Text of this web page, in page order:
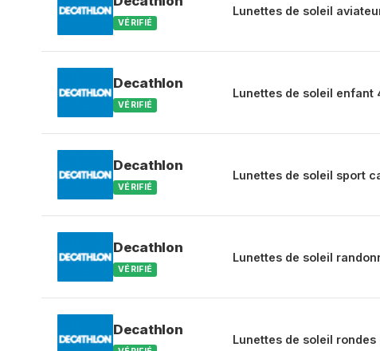
VÉRIFIÉ
Lunettes de soleil
Decathlon
VÉRIFIÉ
Lunettes de soleil enfant
Decathlon
VÉRIFIÉ
Lunettes de soleil sport
Decathlon
VÉRIFIÉ
Lunettes de soleil
Decathlon
Lunettes de soleil